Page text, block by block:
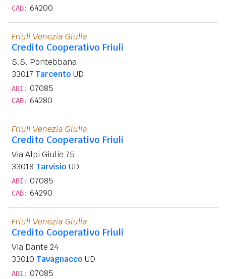
CAB: 64200
Friuli Venezia Giulia
Credito Cooperativo Friuli
S.S. Pontebbana
33017 Tarcento UD
ABI: 07085
CAB: 64280
Friuli Venezia Giulia
Credito Cooperativo Friuli
Via Alpi Giulie 75
33018 Tarvisio UD
ABI: 07085
CAB: 64290
Friuli Venezia Giulia
Credito Cooperativo Friuli
Via Dante 24
33010 Tavagnacco UD
ABI: 07085